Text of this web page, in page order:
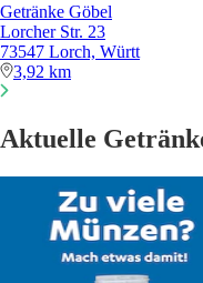
Getränke Göbel
Lorcher Str. 23
73547 Lorch, Württ
3,92 km
Aktuelle